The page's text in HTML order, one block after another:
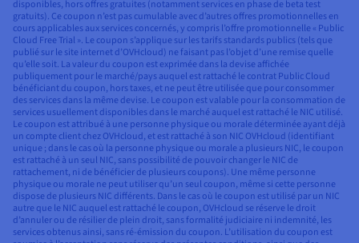
disponibles, hors offres gratuites (notamment services en phase de beta test
gratuits). Ce coupon n’est pas cumulable avec d’autres offres promotionnelles en
cours applicables aux services concernés, y compris l’offre promotionnelle « Public
Cloud Free Trial ». Le coupon s’applique sur les tarifs standards publics (tels que
publié sur le site internet d’OVHcloud) ne faisant pas l’objet d’une remise quelle
qu’elle soit. La valeur du coupon est exprimée dans la devise affichée
publiquement pour le marché/pays auquel est rattaché le contrat Public Cloud
bénéficiant du coupon, hors taxes, et ne peut être utilisée que pour consommer
des services dans la même devise. Le coupon est valable pour la consommation de
services usuellement disponibles dans le marché auquel est rattaché le NIC utilisé.
Le coupon est attribué à une personne physique ou morale déterminée ayant déjà
un compte client chez OVHcloud, et est rattaché à son NIC OVHcloud (identifiant
unique ; dans le cas où la personne physique ou morale a plusieurs NIC, le coupon
est rattaché à un seul NIC, sans possibilité de pouvoir changer le NIC de
rattachement, ni de bénéficier de plusieurs coupons). Une même personne
physique ou morale ne peut utiliser qu’un seul coupon, même si cette personne
dispose de plusieurs NIC différents. Dans le cas où le coupon est utilisé par un NIC
autre que le NIC auquel est rattaché le coupon, OVHcloud se réserve le droit
d’annuler ou de résilier de plein droit, sans formalité judiciaire ni indemnité, les
services obtenus ainsi, sans ré-émission du coupon. L’utilisation du coupon est